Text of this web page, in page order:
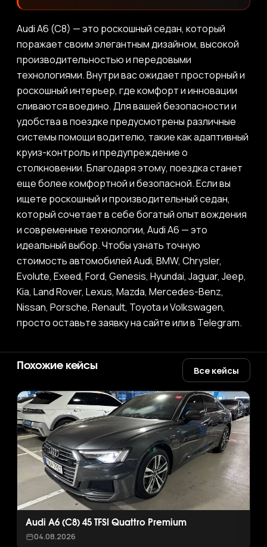
Audi A6 (C8) — это роскошный седан, который
поражает своим элегантным дизайном, высокой
производительностью и передовыми
технологиями. Внутри вас ожидает просторный и
роскошный интерьер, где комфорт и инновации
сливаются воедино. Для вашей безопасности и
удобства в поездке предусмотрены различные
системы помощи водителю, такие как адаптивный
круиз-контроль и предупреждение о
столкновении. Благодаря этому, поездка станет
еще более комфортной и безопасной. Если вы
ищете роскошный и производительный седан,
который сочетает в себе богатый опыт вождения
и современные технологии, Audi A6 — это
идеальный выбор. Чтобы узнать точную
стоимость автомобилей Audi, BMW, Chrysler,
Evolute, Exeed, Ford, Genesis, Hyundai, Jaguar, Jeep,
Kia, Land Rover, Lexus, Mazda, Mercedes-Benz,
Nissan, Porsche, Renault, Toyota и Volkswagen,
просто оставьте заявку на сайте или в Telegram.
Похожие кейсы Все кейсы
Audi A6 (C8) 45 TFSI Quattro Premium
04.08.2026